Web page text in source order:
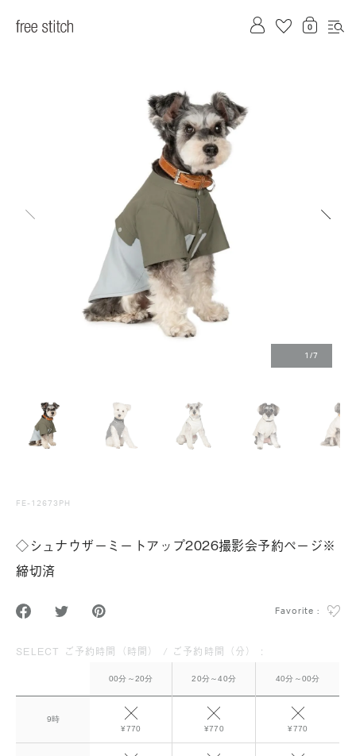
前へ 次へ
1 /7
FE-12673PH
◇シュナウザーミートアップ2026撮影会予約ページ※
締切済
Favorite :
SELECT ご予約時間（時間） / ご予約時間（分） :
00分～20分 20分～40分 40分～00分
9時
¥770
¥770 ¥770